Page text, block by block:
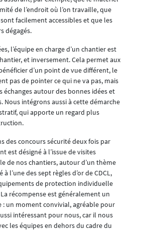
de l’endroit où l’on travaille, que
facilement accessibles et que les
dégagés.
l’équipe en charge d’un chantier est
et inversement. Cela permet aux
d’un point de vue différent, le
pas de pointer ce qui ne va pas, mais
échanges autour des bonnes idées et
Nous intégrons aussi à cette démarche
qui apporte un regard plus
des concours sécurité deux fois par
est désigné à l’issue de visites
de nos chantiers, autour d’un thème
l’une des sept règles d’or de CDCL,
de protection individuelle
récompense est généralement un
: un moment convivial, agréable pour
intéressant pour nous, car il nous
les équipes en dehors du cadre du